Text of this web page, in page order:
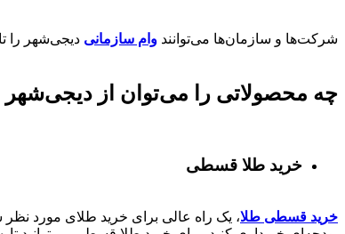
شرکت‌ها و سازمان‌ها می‌توانند وام سازمانی دیجی‌شهر را
چه محصولاتی را می‌توان از دیجی‌شهر
خرید طلا قسطی
خرید قسطی طلا، یک راه عالی برای خرید طلای مورد